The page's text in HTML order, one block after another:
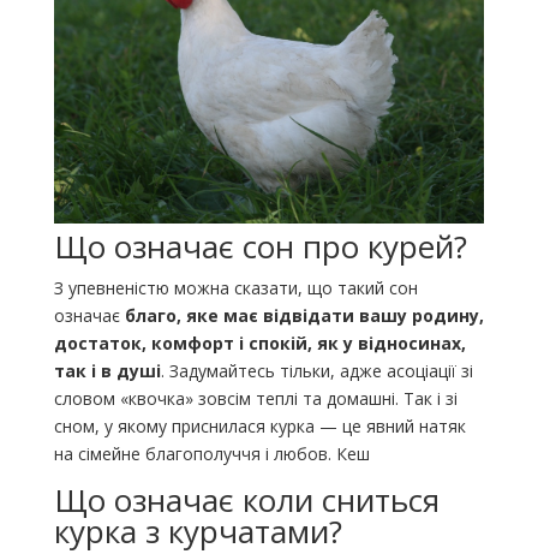
Що означає сон про курей?
З упевненістю можна сказати, що такий сон
означає благо, яке має відвідати вашу родину,
достаток, комфорт і спокій, як у відносинах,
так і в душі. Задумайтесь тільки, адже асоціації зі
словом «квочка» зовсім теплі та домашні. Так і зі
сном, у якому приснилася курка — це явний натяк
на сімейне благополуччя і любов. Кеш
Що означає коли сниться
курка з курчатами?